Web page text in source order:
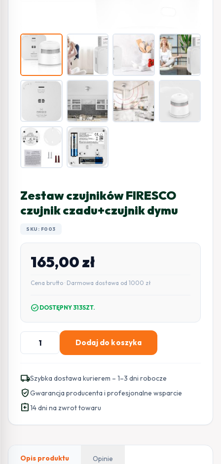
Zestaw czujników FIRESCO
czujnik czadu+czujnik dymu
SKU: F003
165,00zł
Cena brutto · Darmowa dostawa od 1000 zł
check_circle DOSTĘPNY 313SZT.
ilość
Zestaw
FIRESCO
czujnik
czadu+czujnik
dymu
Dodaj do koszyka
local_shippingSzybka dostawa kurierem – 1–3 dni robocze
verified_userGwarancja producenta i profesjonalne wsparcie
assignment_return14 dni na zwrot towaru
Opis produktu Opinie